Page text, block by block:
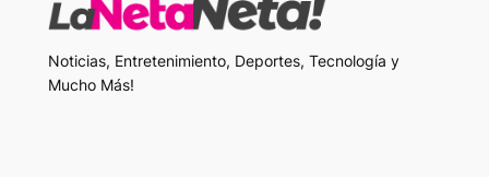
Noticias, Entretenimiento, Deportes, Tecnología y
Mucho Más!